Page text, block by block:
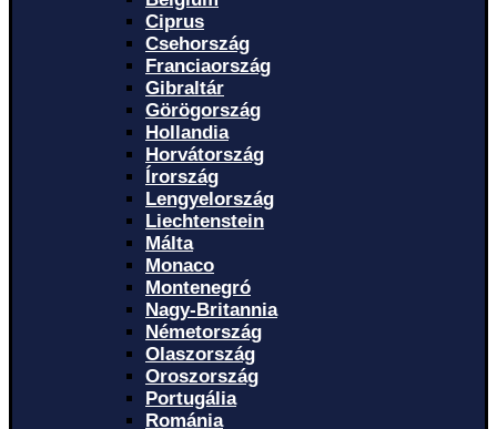
Ciprus
Csehország
Franciaország
Gibraltár
Görögország
Hollandia
Horvátország
Írország
Lengyelország
Liechtenstein
Málta
Monaco
Montenegró
Nagy-Britannia
Németország
Olaszország
Oroszország
Portugália
Románia